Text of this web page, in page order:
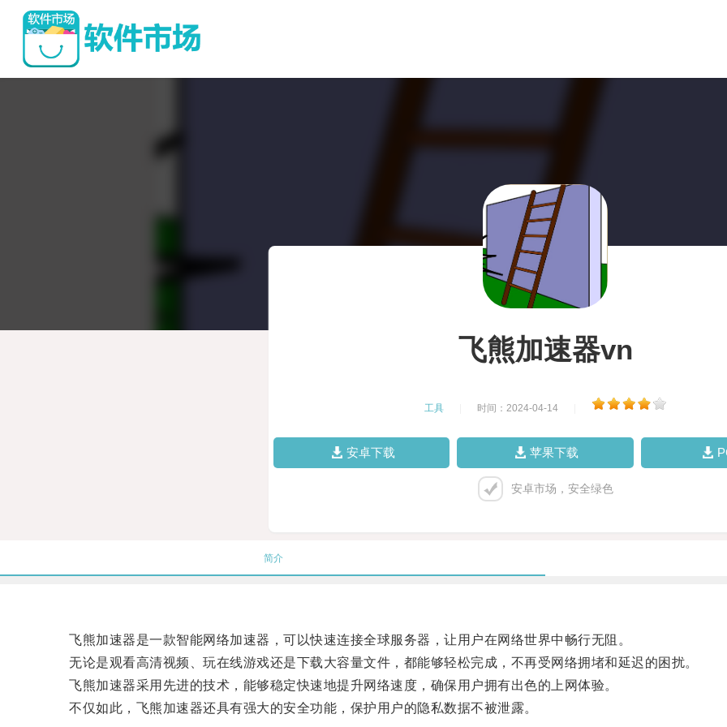
飞熊加速器vn
工具 时间：2024-04-14
安卓下载 苹果下载
安卓市场，安全绿色
简介
飞熊加速器是一款智能网络加速器，可以快速连接全球服务器，让用户在网络世界中畅行无阻。
无论是观看高清视频、玩在线游戏还是下载大容量文件，都能够轻松完成，不再受网络拥堵和延迟的困扰。
飞熊加速器采用先进的技术，能够稳定快速地提升网络速度，确保用户拥有出色的上网体验。
不仅如此，飞熊加速器还具有强大的安全功能，保护用户的隐私数据不被泄露。